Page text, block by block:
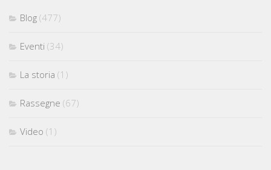
Blog (477)
Eventi (34)
La storia (1)
Rassegne (67)
Video (1)